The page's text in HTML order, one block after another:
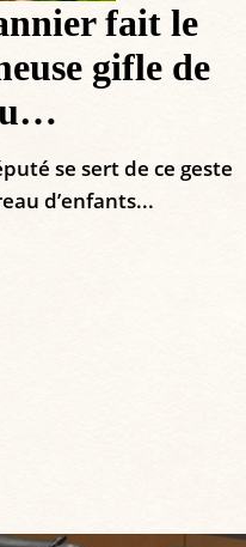
fait le
gifle de
se sert de ce geste
d’enfants...